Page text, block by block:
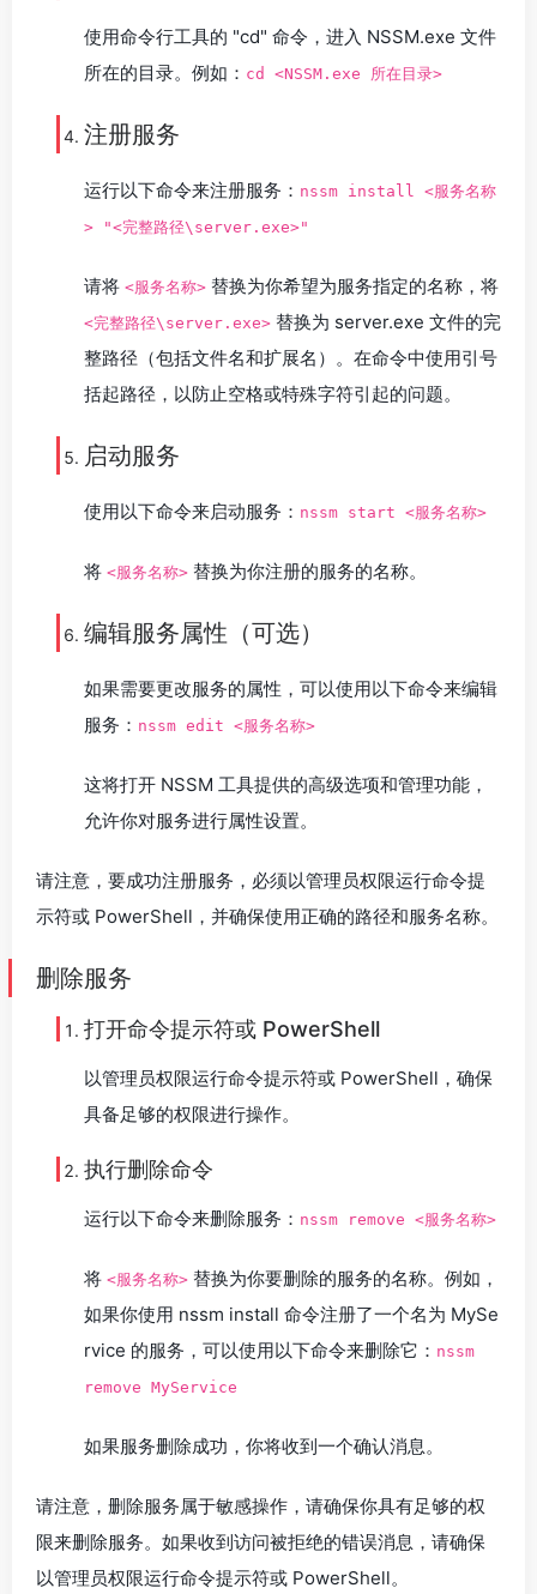
使用命令行工具的 "cd" 命令，进入 NSSM.exe 文件
所在的目录。例如： cd <NSSM.exe 所在目录>
注册服务
运行以下命令来注册服务： nssm install <服务名称
> "<完整路径\server.exe>"
请将 <服务名称> 替换为你希望为服务指定的名称，将
<完整路径\server.exe> 替换为 server.exe 文件的完
整路径（包括文件名和扩展名）。在命令中使用引号
括起路径，以防止空格或特殊字符引起的问题。
启动服务
使用以下命令来启动服务： nssm start <服务名称>
将 <服务名称> 替换为你注册的服务的名称。
编辑服务属性（可选）
如果需要更改服务的属性，可以使用以下命令来编辑
服务： nssm edit <服务名称>
这将打开 NSSM 工具提供的高级选项和管理功能，
允许你对服务进行属性设置。
请注意，要成功注册服务，必须以管理员权限运行命令提
示符或 PowerShell，并确保使用正确的路径和服务名称。
删除服务
打开命令提示符或 PowerShell
以管理员权限运行命令提示符或 PowerShell，确保
具备足够的权限进行操作。
执行删除命令
运行以下命令来删除服务： nssm remove <服务名称>
将 <服务名称> 替换为你要删除的服务的名称。例如，
如果你使用 nssm install 命令注册了一个名为 MySe
rvice 的服务，可以使用以下命令来删除它： nssm
remove MyService
如果服务删除成功，你将收到一个确认消息。
请注意，删除服务属于敏感操作，请确保你具有足够的权
限来删除服务。如果收到访问被拒绝的错误消息，请确保
以管理员权限运行命令提示符或 PowerShell。